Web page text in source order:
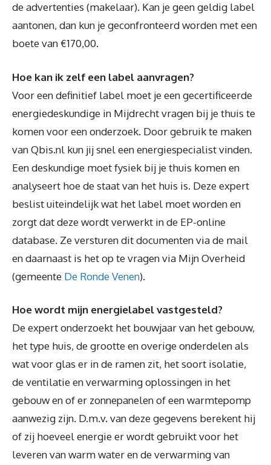
de advertenties (makelaar). Kan je geen geldig label
aantonen, dan kun je geconfronteerd worden met een
boete van €170,00.
Hoe kan ik zelf een label aanvragen?
Voor een definitief label moet je een gecertificeerde
energiedeskundige in Mijdrecht vragen bij je thuis te
komen voor een onderzoek. Door gebruik te maken
van Qbis.nl kun jij snel een energiespecialist vinden.
Een deskundige moet fysiek bij je thuis komen en
analyseert hoe de staat van het huis is. Deze expert
beslist uiteindelijk wat het label moet worden en
zorgt dat deze wordt verwerkt in de EP-online
database. Ze versturen dit documenten via de mail
en daarnaast is het op te vragen via Mijn Overheid
(gemeente De Ronde Venen).
Hoe wordt mijn energielabel vastgesteld?
De expert onderzoekt het bouwjaar van het gebouw,
het type huis, de grootte en overige onderdelen als
wat voor glas er in de ramen zit, het soort isolatie,
de ventilatie en verwarming oplossingen in het
gebouw en of er zonnepanelen of een warmtepomp
aanwezig zijn. D.m.v. van deze gegevens berekent hij
of zij hoeveel energie er wordt gebruikt voor het
leveren van warm water en de verwarming van